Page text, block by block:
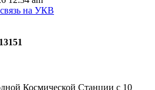
на УКВ
Космической Станции с 10